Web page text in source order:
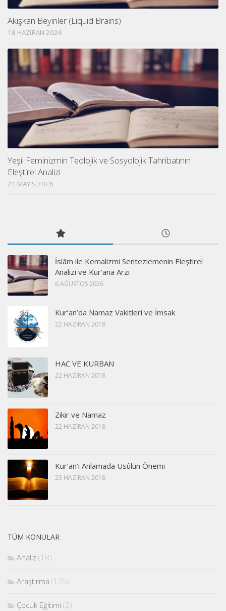
Akışkan Beyinler (Liquid Brains)
18 HAZIRAN 2026
Yeşil Feminizmin Teolojik ve Sosyolojik Tahribatının
Eleştirel Analizi
21 MAYIS 2026
İslâm ile Kemalizmi Sentezlemenin Eleştirel
Analizi ve Kur’ana Arzı
6 AĞUSTOS 2026
Kur’an’da Namaz Vakitleri ve İmsak
22 HAZIRAN 2018
HAC VE KURBAN
22 HAZIRAN 2018
Zikir ve Namaz
22 HAZIRAN 2018
Kur’an’ı Anlamada Usûlün Önemi
23 HAZIRAN 2018
TÜM KONULAR
Analiz (18)
Araştırma (175)
Çocuk Eğitimi (2)